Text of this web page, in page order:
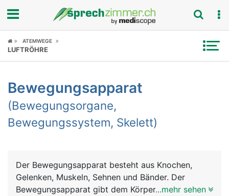
Fokus
Symptome
Untersuchungen
Ratgeber
Rubriken
ATEMWEGE
LUFTRÖHRE
Bewegungsapparat
(Bewegungsorgane,
Bewegungssystem, Skelett)
Der Bewegungsapparat besteht aus Knochen,
Gelenken, Muskeln, Sehnen und Bänder. Der
Bewegungsapparat gibt dem Körper Halt und
...mehr sehen